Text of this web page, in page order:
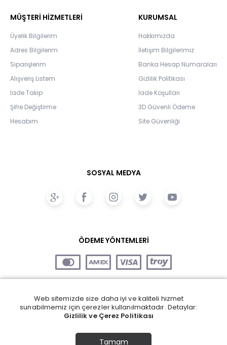
MÜŞTERİ HİZMETLERİ
Üyelik Bilgilerim
Adres Bilgilerim
Siparişlerim
Alışveriş Listem
İade Takip
Şifre Değiştirme
Hesabım
KURUMSAL
Hakkımızda
İletişim Bilgilerimiz
Banka Hesap Numaraları
Gizlilik Politikası
İade Koşulları
3D Güvenli Ödeme
Site Güvenliği
SOSYAL MEDYA
ÖDEME YÖNTEMLERİ
Web sitemizde size daha iyi ve kaliteli hizmet
sunabilmemiz için çerezler kullanılmaktadır. Detaylar:
Gizlilik ve Çerez Politikası
Tamam